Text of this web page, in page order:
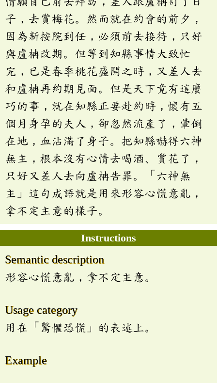
子，去賞梅花。然而就在約會的前夕，
因為新按院到任，必須前去接待，只好
與盧柟改期。但等到知縣事情大致忙
完，已是春季桃花盛開之時，又差人去
和盧柟再約期見面。但是天下竟有這麼
巧的事，就在知縣正要赴約時，懷有五
個月身孕的夫人，卻忽然流產了，暈倒
在地，血沾滿了身子。把知縣嚇得六神
無主，根本沒有心情去喝酒、賞花了，
只好又差人去向盧柟告罪。「六神無
主」這句成語就是用來形容心慌意亂，
拿不定主意的樣子。
Instructions
Semantic description
形容心慌意亂，拿不定主意。
Usage category
用在「驚懼恐慌」的表述上。
Example